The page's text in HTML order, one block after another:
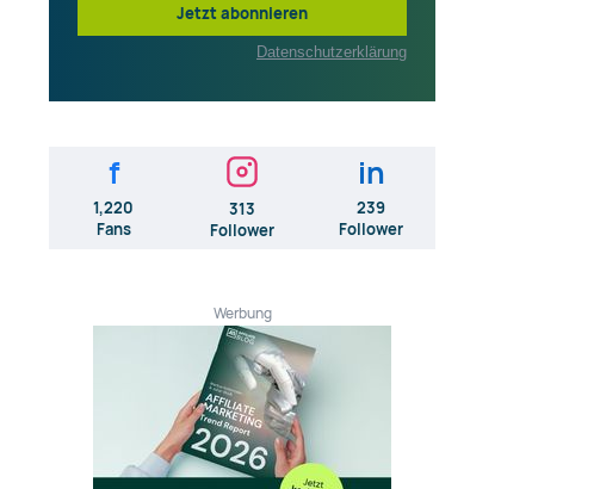
Jetzt abonnieren
Datenschutzerklärung
f
1,220
Fans
313
Follower
in
239
Follower
Werbung